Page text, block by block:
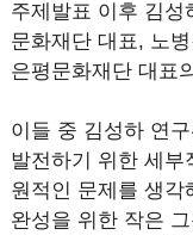
주제발표 이후 김성
문화재단 대표, 노
은평문화재단 대표
이들 중 김성하 연
발전하기 위한 세부
원적인 문제를 생각
완성을 위한 작은